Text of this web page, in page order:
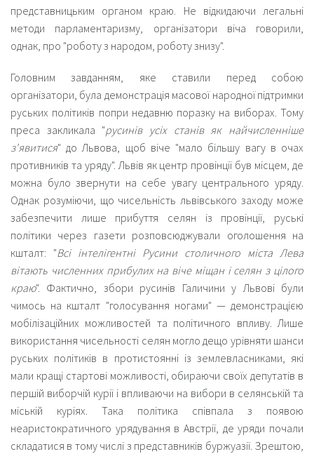
представницьким органом краю. Не відкидаючи легальні
методи парламентаризму, організатори віча говорили,
однак, про "роботу з народом, роботу знизу".
Головним завданням, яке ставили перед собою
організатори, була демонстрація масової народної підтримки
руських політиків попри недавню поразку на виборах. Тому
преса закликала "русинів усіх станів як найчисленніше
з'явитися" до Львова, щоб віче "мало більшу вагу в очах
противників та уряду". Львів як центр провінції був місцем, де
можна було звернути на себе увагу центрального уряду.
Однак розуміючи, що чисельність львівського заходу може
забезпечити лише прибуття селян із провінції, руські
політики через газети розповсюджували оголошення на
кшталт: "Всі інтелігентні Русини столичного міста Лева
вітають численних прибулих на віче міщан і селян з цілого
краю". Фактично, збори русинів Галичини у Львові були
чимось на кшталт "голосування ногами" — демонстрацією
мобілізаційних можливостей та політичного впливу. Лише
використання чисельності селян могло дещо урівняти шанси
руських політиків в протистоянні із землевласниками, які
мали кращі стартові можливості, обираючи своїх депутатів в
першій виборчій курії і впливаючи на вибори в селянській та
міській куріях. Така політика співпала з появою
неаристократичного урядування в Австрії, де уряди почали
складатися в тому числі з представників буржуазії. Зрештою,